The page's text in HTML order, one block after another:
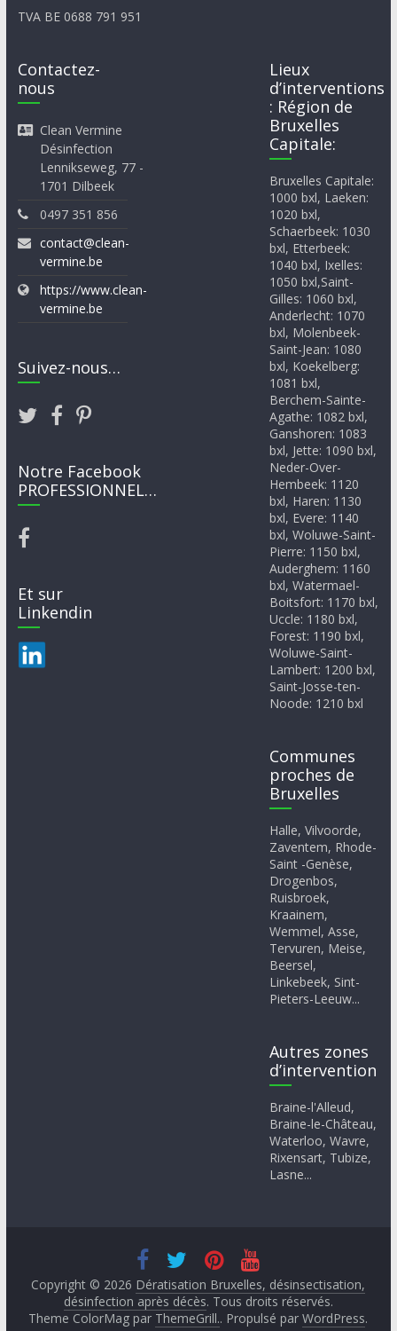
TVA BE 0688 791 951
Contactez-
nous
Clean Vermine
Désinfection
Lennikseweg, 77 -
1701 Dilbeek
0497 351 856
contact@clean-
vermine.be
https://www.clean-
vermine.be
Suivez-nous…
Notre Facebook
PROFESSIONNEL…
Et sur
Linkendin
Lieux
d’interventions
: Région de
Bruxelles
Capitale:
Bruxelles Capitale:
1000 bxl, Laeken:
1020 bxl,
Schaerbeek: 1030
bxl, Etterbeek:
1040 bxl, Ixelles:
1050 bxl,Saint-
Gilles: 1060 bxl,
Anderlecht: 1070
bxl, Molenbeek-
Saint-Jean: 1080
bxl, Koekelberg:
1081 bxl,
Berchem-Sainte-
Agathe: 1082 bxl,
Ganshoren: 1083
bxl, Jette: 1090 bxl,
Neder-Over-
Hembeek: 1120
bxl, Haren: 1130
bxl, Evere: 1140
bxl, Woluwe-Saint-
Pierre: 1150 bxl,
Auderghem: 1160
bxl, Watermael-
Boitsfort: 1170 bxl,
Uccle: 1180 bxl,
Forest: 1190 bxl,
Woluwe-Saint-
Lambert: 1200 bxl,
Saint-Josse-ten-
Noode: 1210 bxl
Communes
proches de
Bruxelles
Halle, Vilvoorde,
Zaventem, Rhode-
Saint -Genèse,
Drogenbos,
Ruisbroek,
Kraainem,
Wemmel, Asse,
Tervuren, Meise,
Beersel,
Linkebeek, Sint-
Pieters-Leeuw...
Autres zones
d’intervention
Braine-l'Alleud,
Braine-le-Château,
Waterloo, Wavre,
Rixensart, Tubize,
Lasne...
Copyright © 2026 Dératisation Bruxelles, désinsectisation,
désinfection après décès. Tous droits réservés.
Theme ColorMag par ThemeGrill.. Propulsé parWordPress.